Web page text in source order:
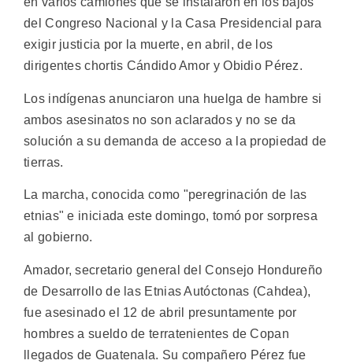
del Congreso Nacional y la Casa Presidencial para
exigir justicia por la muerte, en abril, de los
dirigentes chortis Cándido Amor y Obidio Pérez.
Los indígenas anunciaron una huelga de hambre si
ambos asesinatos no son aclarados y no se da
solución a su demanda de acceso a la propiedad de
tierras.
La marcha, conocida como "peregrinación de las
etnias" e iniciada este domingo, tomó por sorpresa
al gobierno.
Amador, secretario general del Consejo Hondureño
de Desarrollo de las Etnias Autóctonas (Cahdea),
fue asesinado el 12 de abril presuntamente por
hombres a sueldo de terratenientes de Copan
llegados de Guatenala. Su compañero Pérez fue